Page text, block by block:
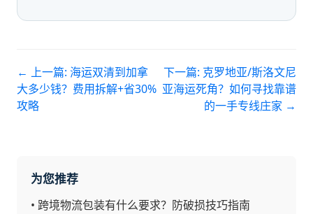
← 上一篇: 海运双清到加拿
大多少钱？费用拆解+省30%
攻略
下一篇: 克罗地亚/斯洛文尼
亚海运死角？如何寻找靠谱
的一手专线庄家 →
为您推荐
• 跨境物流包装有什么要求？防破损技巧指南